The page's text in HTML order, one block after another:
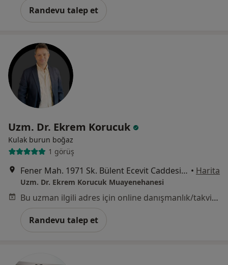
Randevu talep et
Uzm. Dr. Ekrem Korucuk
Kulak burun boğaz
1 görüş
Fener Mah. 1971 Sk. Bülent Ecevit Caddesi, Antalya • Harita
Uzm. Dr. Ekrem Korucuk Muayenehanesi
Bu uzman ilgili adres için online danışmanlık/takvim sunmuyor.
Randevu talep et